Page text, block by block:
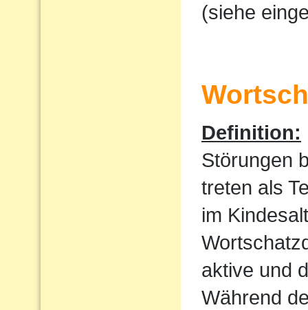
(siehe
Definition:
Störungen
treten als
im
aktive und
Während